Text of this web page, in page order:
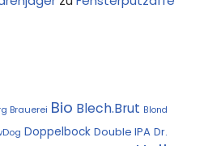
Brauerei Bio Blech.Brut Blond
Doppelbock Double IPA Dr.